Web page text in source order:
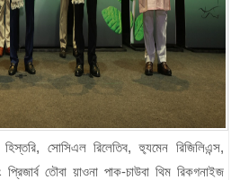
সোসিএল রিলেতিব, হ্যুমেন রিজিলিএন্স,
প্রিজার্ব তৌবা য়াওনা পাক-চাউবা থিম রিকগনাইজ